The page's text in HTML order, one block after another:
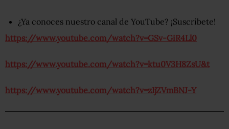
¿Ya conoces nuestro canal de YouTube? ¡Suscríbete!
https://www.youtube.com/watch?v=GSv-GiR4Ll0
https://www.youtube.com/watch?v=ktu0V3H8ZsU&t
https://www.youtube.com/watch?v=zIjZVmBNJ-Y